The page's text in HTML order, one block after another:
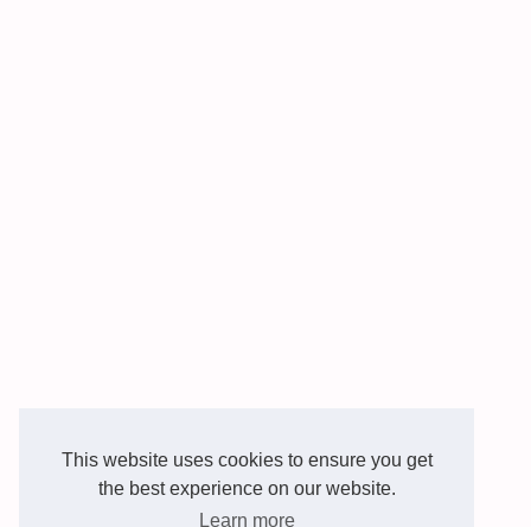
This website uses cookies to ensure you get
the best experience on our website.
Learn more